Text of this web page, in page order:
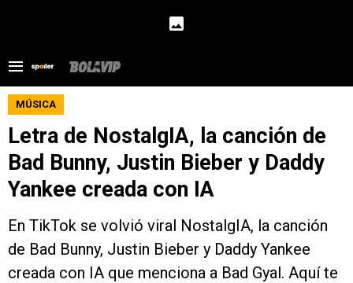
MÚSICA
Letra de NostalgIA, la canción de
Bad Bunny, Justin Bieber y Daddy
Yankee creada con IA
En TikTok se volvió viral NostalgIA, la canción
de Bad Bunny, Justin Bieber y Daddy Yankee
creada con IA que menciona a Bad Gyal. Aquí te